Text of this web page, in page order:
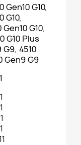
G10,
G10,
G10,
G10 Plus
4510
Gen9 G9